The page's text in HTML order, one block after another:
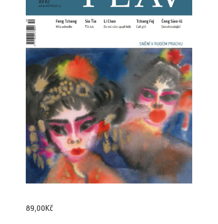
89,00Kč